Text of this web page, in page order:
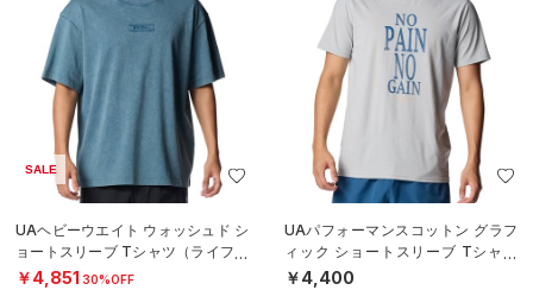
SALE
UAヘビーウエイト ウォッシュド シ
ョートスリーブ Tシャツ（ライフス
タイル/MEN）
￥4,851 30%OFF
UAパフォーマンスコットン グラフ
ィック ショートスリーブ Tシャツ
（ライフスタイル/MEN）
￥4,400